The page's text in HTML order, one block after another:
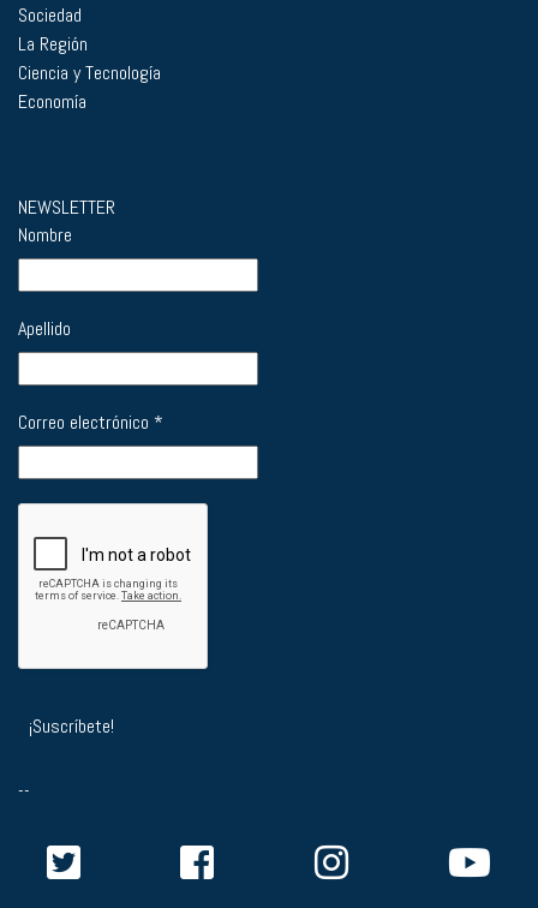
Sociedad
La Región
Ciencia y Tecnología
Economía
NEWSLETTER
Nombre
Apellido
Correo electrónico *
--